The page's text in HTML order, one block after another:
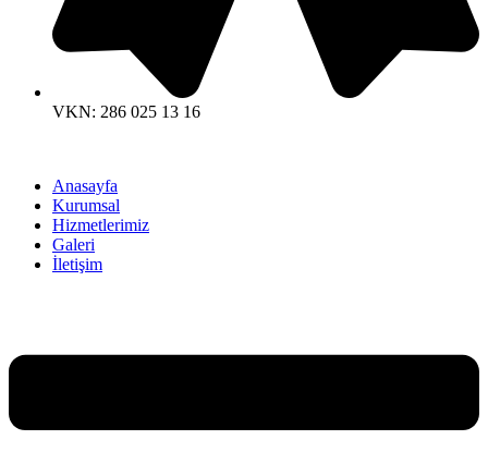
VKN: 286 025 13 16
Anasayfa
Kurumsal
Hizmetlerimiz
Galeri
İletişim